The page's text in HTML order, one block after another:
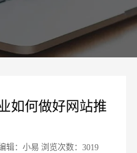
如何做好网站推
辑：小易 浏览次数：3019